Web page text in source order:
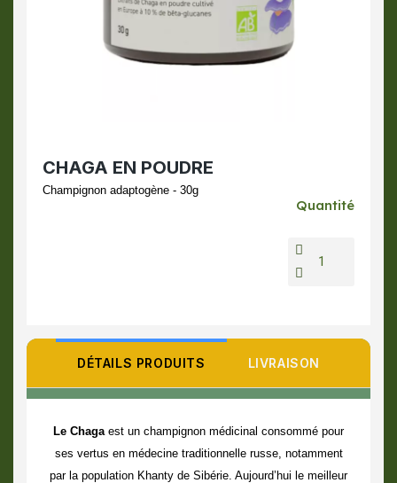
CHAGA EN POUDRE
Champignon adaptogène - 30g
Quantité
DÉTAILS PRODUITS LIVRAISON
Le Chaga est un champignon médicinal consommé pour
ses vertus en médecine traditionnelle russe, notamment
par la population Khanty de Sibérie. Aujourd’hui le meilleur